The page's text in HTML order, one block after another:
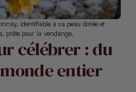
identifiable à sa peau dorée et
prête pour la vendange.
célébrer : du
entier